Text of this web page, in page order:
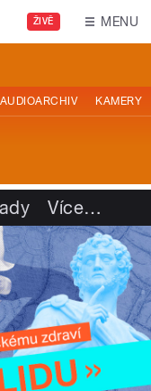
ŽIVĚ MENU
AUDIOARCHIV KAMERY
Více…